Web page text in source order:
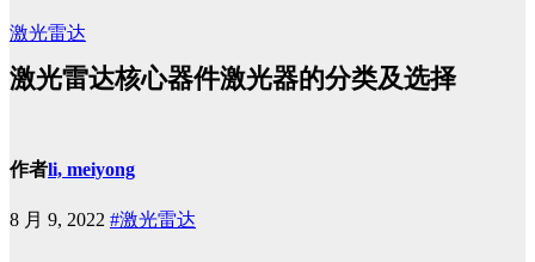
激光雷达
激光雷达核心器件激光器的分类及选择
作者li, meiyong
8 月 9, 2022 #激光雷达